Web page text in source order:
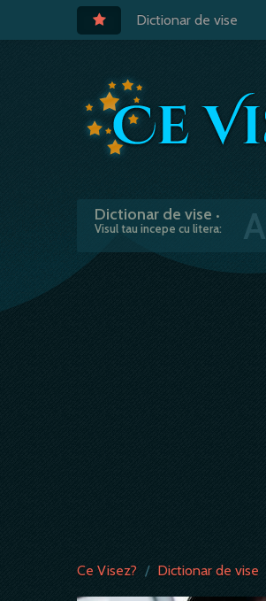
Dictionar de vise
Dictionar de vise •
Visul tau incepe cu litera:
A
Ce Visez? / Dictionar de vise